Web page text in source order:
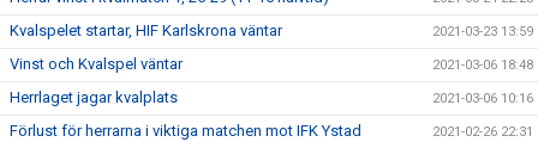
Kvalspelet startar, HIF Karlskrona väntar 2021-03-23 13:59
Vinst och Kvalspel väntar 2021-03-06 18:48
Herrlaget jagar kvalplats 2021-03-06 10:16
Förlust för herrarna i viktiga matchen mot IFK Ystad 2021-02-26 22:31